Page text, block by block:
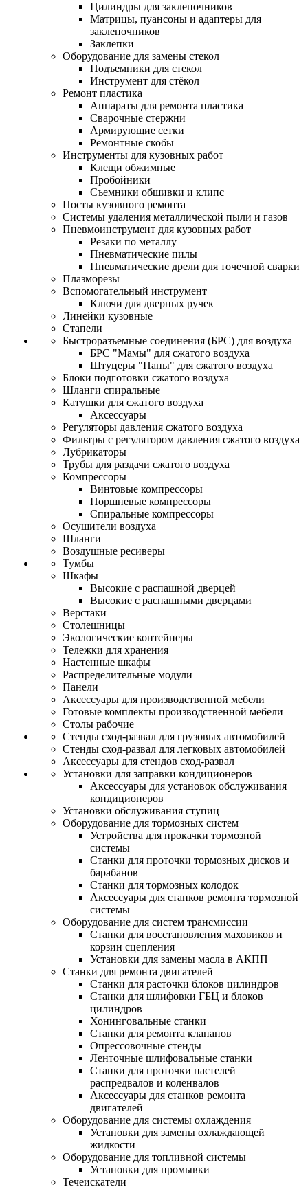
Цилиндры для заклепочников
Матрицы, пуансоны и адаптеры для
заклепочников
Заклепки
Оборудование для замены стекол
Подъемники для стекол
Инструмент для стёкол
Ремонт пластика
Аппараты для ремонта пластика
Сварочные стержни
Армирующие сетки
Ремонтные скобы
Инструменты для кузовных работ
Клещи обжимные
Пробойники
Съемники обшивки и клипс
Посты кузовного ремонта
Системы удаления металлической пыли и газов
Пневмоинструмент для кузовных работ
Резаки по металлу
Пневматические пилы
Пневматические дрели для точечной сварки
Плазморезы
Вспомогательный инструмент
Ключи для дверных ручек
Линейки кузовные
Стапели
Быстроразъемные соединения (БРС) для воздуха
БРС "Мамы" для сжатого воздуха
Штуцеры "Папы" для сжатого воздуха
Блоки подготовки сжатого воздуха
Шланги спиральные
Катушки для сжатого воздуха
Аксессуары
Регуляторы давления сжатого воздуха
Фильтры с регулятором давления сжатого воздуха
Лубрикаторы
Трубы для раздачи сжатого воздуха
Компрессоры
Винтовые компрессоры
Поршневые компрессоры
Спиральные компрессоры
Осушители воздуха
Шланги
Воздушные ресиверы
Тумбы
Шкафы
Высокие с распашной дверцей
Высокие с распашными дверцами
Верстаки
Столешницы
Экологические контейнеры
Тележки для хранения
Настенные шкафы
Распределительные модули
Панели
Аксессуары для производственной мебели
Готовые комплекты производственной мебели
Столы рабочие
Стенды сход-развал для грузовых автомобилей
Стенды сход-развал для легковых автомобилей
Аксессуары для стендов сход-развал
Установки для заправки кондиционеров
Аксессуары для установок обслуживания
кондиционеров
Установки обслуживания ступиц
Оборудование для тормозных систем
Устройства для прокачки тормозной
системы
Станки для проточки тормозных дисков и
барабанов
Станки для тормозных колодок
Аксессуары для станков ремонта тормозной
системы
Оборудование для систем трансмиссии
Станки для восстановления маховиков и
корзин сцепления
Установки для замены масла в АКПП
Станки для ремонта двигателей
Станки для расточки блоков цилиндров
Станки для шлифовки ГБЦ и блоков
цилиндров
Хонинговальные станки
Станки для ремонта клапанов
Опрессовочные стенды
Ленточные шлифовальные станки
Станки для проточки пастелей
распредвалов и коленвалов
Аксессуары для станков ремонта
двигателей
Оборудование для системы охлаждения
Установки для замены охлаждающей
жидкости
Оборудование для топливной системы
Установки для промывки
Течеискатели